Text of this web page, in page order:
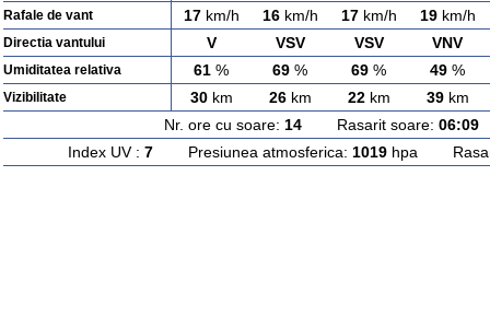
Rafale de vant 17km/h 16km/h 17km/h 19km/h
Directia vantului V VSV VSV VNV
Umiditatea relativa 61 % 69 % 69 % 49 %
Vizibilitate 30km 26km 22km 39km
Nr. ore cu soare: 14Rasarit soare: 06:09
Index UV : 7Presiunea atmosferica: 1019hpa